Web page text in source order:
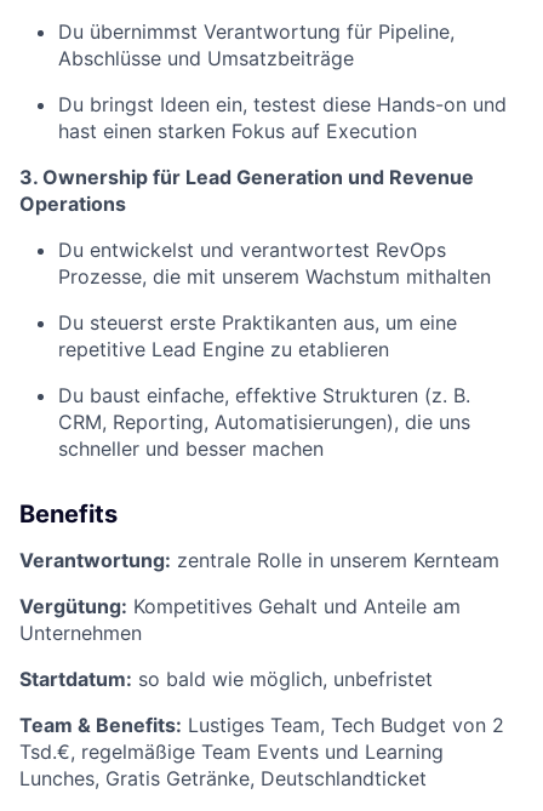
Du übernimmst Verantwortung für Pipeline,
Abschlüsse und Umsatzbeiträge
Du bringst Ideen ein, testest diese Hands-on und
hast einen starken Fokus auf Execution
3. Ownership für Lead Generation und Revenue
Operations
Du entwickelst und verantwortest RevOps
Prozesse, die mit unserem Wachstum mithalten
Du steuerst erste Praktikanten aus, um eine
repetitive Lead Engine zu etablieren
Du baust einfache, effektive Strukturen (z. B.
CRM, Reporting, Automatisierungen), die uns
schneller und besser machen
Benefits
Verantwortung: zentrale Rolle in unserem Kernteam
Vergütung: Kompetitives Gehalt und Anteile am
Unternehmen
Startdatum: so bald wie möglich, unbefristet
Team & Benefits: Lustiges Team, Tech Budget von 2
Tsd.€, regelmäßige Team Events und Learning
Lunches, Gratis Getränke, Deutschlandticket